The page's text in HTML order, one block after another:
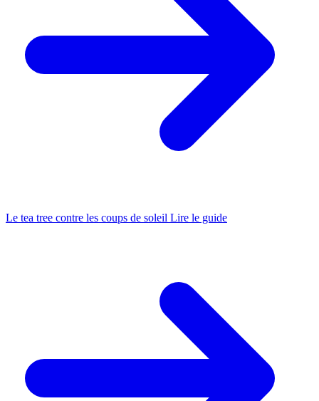
Le tea tree contre les coups de soleil Lire le guide